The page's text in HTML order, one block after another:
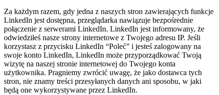
Za każdym razem, gdy jedna z naszych stron zawierających funkcje
LinkedIn jest dostępna, przeglądarka nawiązuje bezpośrednie
połączenie z serwerami LinkedIn. LinkedIn jest informowany, że
odwiedziłeś nasze strony internetowe z Twojego adresu IP. Jeśli
korzystasz z przycisku LinkedIn “Poleć” i jesteś zalogowany na
swoje konto LinkedIn, LinkedIn może przyporządkować Twoją
wizytę na naszej stronie internetowej do Twojego konta
użytkownika. Pragniemy zwrócić uwagę, że jako dostawca tych
stron, nie znamy treści przesyłanych danych ani sposobu, w jaki
będą one wykorzystywane przez LinkedIn.